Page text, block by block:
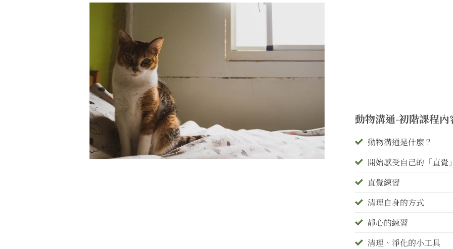
動物溝通-初階課程內
動物溝通是什麼？
開始感受自己的「直覺
直覺練習
清理自身的方式
靜心的練習
清理、淨化的小工具